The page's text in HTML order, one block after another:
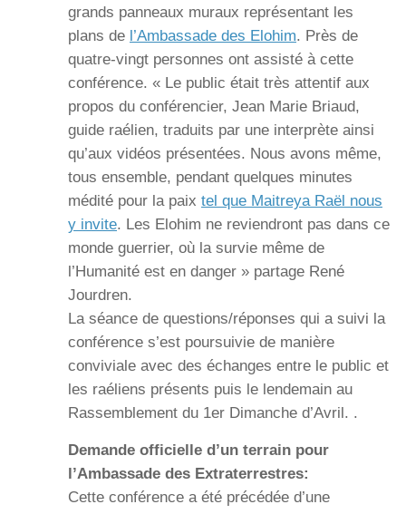
grands panneaux muraux représentant les
plans de l’Ambassade des Elohim. Près de
quatre-vingt personnes ont assisté à cette
conférence. « Le public était très attentif aux
propos du conférencier, Jean Marie Briaud,
guide raélien, traduits par une interprète ainsi
qu’aux vidéos présentées. Nous avons même,
tous ensemble, pendant quelques minutes
médité pour la paix tel que Maitreya Raël nous
y invite. Les Elohim ne reviendront pas dans ce
monde guerrier, où la survie même de
l’Humanité est en danger » partage René
Jourdren.
La séance de questions/réponses qui a suivi la
conférence s’est poursuivie de manière
conviviale avec des échanges entre le public et
les raéliens présents puis le lendemain au
Rassemblement du 1er Dimanche d’Avril. .
Demande officielle d’un terrain pour
l’Ambassade des Extraterrestres:
Cette conférence a été précédée d’une